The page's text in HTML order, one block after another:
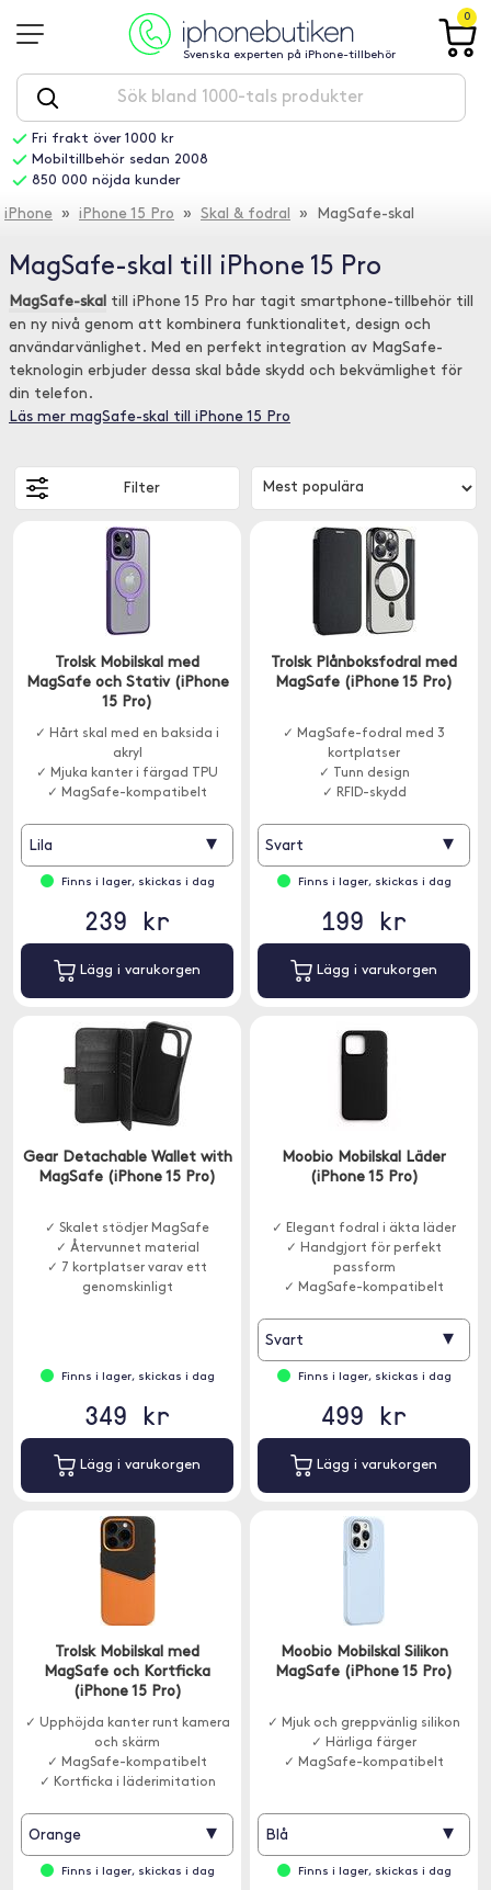
Svenska experten på iPhone-tillbehör
0
Fri frakt över 1000 kr
Mobiltillbehör sedan 2008
850 000 nöjda kunder
iPhone » iPhone 15 Pro » Skal & fodral » MagSafe-skal
MagSafe-skal till iPhone 15 Pro
MagSafe-skal till iPhone 15 Pro har tagit smartphone-tillbehör till
en ny nivå genom att kombinera funktionalitet, design och
användarvänlighet. Med en perfekt integration av MagSafe-
teknologin erbjuder dessa skal både skydd och bekvämlighet för
din telefon.
Läs mer magSafe-skal till iPhone 15 Pro
Filter
Trolsk Mobilskal med
MagSafe och Stativ (iPhone
15 Pro)
✓ Hårt skal med en baksida i
akryl
✓ Mjuka kanter i färgad TPU
✓ MagSafe-kompatibelt
Lila ▾
Finns i lager, skickas i dag
239 kr
Lägg i varukorgen
Trolsk Plånboksfodral med
MagSafe (iPhone 15 Pro)
✓ MagSafe-fodral med 3
kortplatser
✓ Tunn design
✓ RFID-skydd
Svart ▾
Finns i lager, skickas i dag
199 kr
Lägg i varukorgen
Gear Detachable Wallet with
MagSafe (iPhone 15 Pro)
✓ Skalet stödjer MagSafe
✓ Återvunnet material
✓ 7 kortplatser varav ett
genomskinligt
Finns i lager, skickas i dag
349 kr
Lägg i varukorgen
Moobio Mobilskal Läder
(iPhone 15 Pro)
✓ Elegant fodral i äkta läder
✓ Handgjort för perfekt
passform
✓ MagSafe-kompatibelt
Svart ▾
Finns i lager, skickas i dag
499 kr
Lägg i varukorgen
Trolsk Mobilskal med
MagSafe och Kortficka
(iPhone 15 Pro)
✓ Upphöjda kanter runt kamera
och skärm
✓ MagSafe-kompatibelt
✓ Kortficka i läderimitation
Orange ▾
Finns i lager, skickas i dag
Moobio Mobilskal Silikon
MagSafe (iPhone 15 Pro)
✓ Mjuk och greppvänlig silikon
✓ Härliga färger
✓ MagSafe-kompatibelt
Blå ▾
Finns i lager, skickas i dag